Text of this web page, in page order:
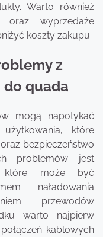
Warto również
wyprzedaże
koszty zakupu.
z
quada
mogą napotykać
które
bezpieczeństwo
problemów jest
które może być
naładowania
przewodów
warto najpierw
kablowych